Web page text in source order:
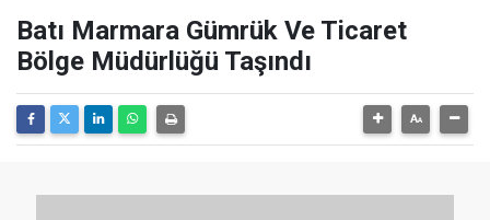
Batı Marmara Gümrük Ve Ticaret
Bölge Müdürlüğü Taşındı